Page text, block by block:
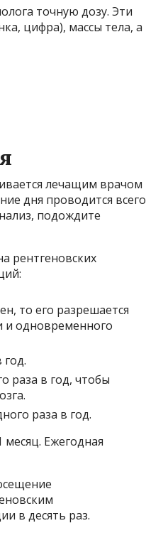
точную дозу. Эти
цифра), массы тела, а
лечащим врачом
дня проводится всего
подождите
рентгеновских
то его разрешается
и одновременного
раза в год, чтобы
раза в год.
Ежегодная
в десять раз.